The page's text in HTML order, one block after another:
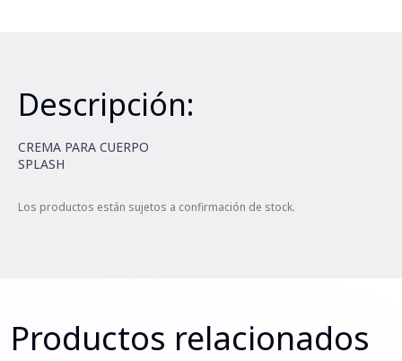
Descripción:
CREMA PARA CUERPO
SPLASH
Los productos están sujetos a confirmación de stock.
Productos relacionados